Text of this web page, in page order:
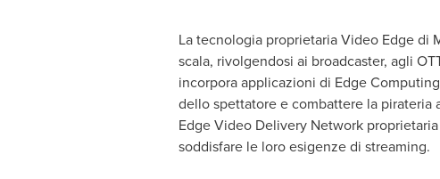
La tecnologia proprietaria Video Edge di
scala, rivolgendosi ai broadcaster, agli
incorpora applicazioni di Edge
dello spettatore e combattere la pirateria
Edge Video Delivery Network
soddisfare le loro esigenze di streaming.